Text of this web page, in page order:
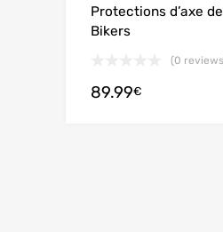
Protections d’axe
Bikers
(0
89.99€